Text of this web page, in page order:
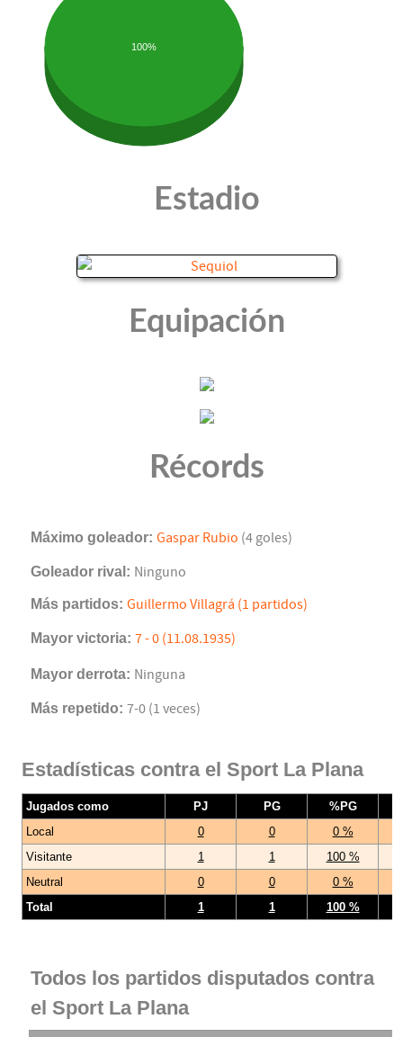
100%
Estadio
Equipación
Récords
Máximo goleador: Gaspar Rubio (4 goles)
Goleador rival: Ninguno
Más partidos: Guillermo Villagrá (1 partidos)
Mayor victoria: 7 - 0 (11.08.1935)
Mayor derrota: Ninguna
Más repetido: 7-0 (1 veces)
Estadísticas contra el Sport La Plana
Jugados como PJ PG
%PG
Local
0 0
0 %
Visitante
1 1
100 %
Neutral
0 0
0 %
Total
1 1 100 %
Todos los partidos disputados contra
el Sport La Plana